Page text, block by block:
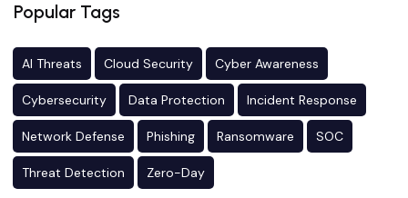
Popular Tags
AI Threats Cloud Security Cyber Awareness
Cybersecurity Data Protection Incident Response
Network Defense Phishing Ransomware SOC
Threat Detection Zero-Day